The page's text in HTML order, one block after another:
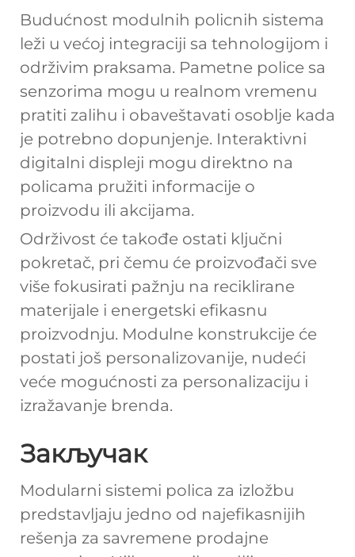
Budućnost modulnih policnih sistema
leži u većoj integraciji sa tehnologijom i
održivim praksama. Pametne police sa
senzorima mogu u realnom vremenu
pratiti zalihu i obaveštavati osoblje kada
je potrebno dopunjenje. Interaktivni
digitalni displeji mogu direktno na
policama pružiti informacije o
proizvodu ili akcijama.
Održivost će takođe ostati ključni
pokretač, pri čemu će proizvođači sve
više fokusirati pažnju na reciklirane
materijale i energetski efikasnu
proizvodnju. Modulne konstrukcije će
postati još personalizovanije, nudeći
veće mogućnosti za personalizaciju i
izražavanje brenda.
Закључак
Modularni sistemi polica za izložbu
predstavljaju jedno od najefikasnijih
rešenja za savremene prodajne